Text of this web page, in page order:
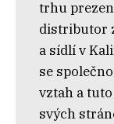
trhu
distributor
a sídlí v
se
vztah a
svých